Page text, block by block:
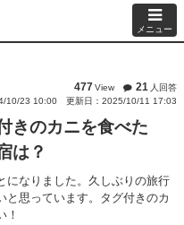
メニュー
477View 21 人回答
10/23 10:00
更新日：2025/10/11 17:03
きのカニを食べた
は？
になりました。久しぶりの旅行
と思っています。タグ付きのカ
！